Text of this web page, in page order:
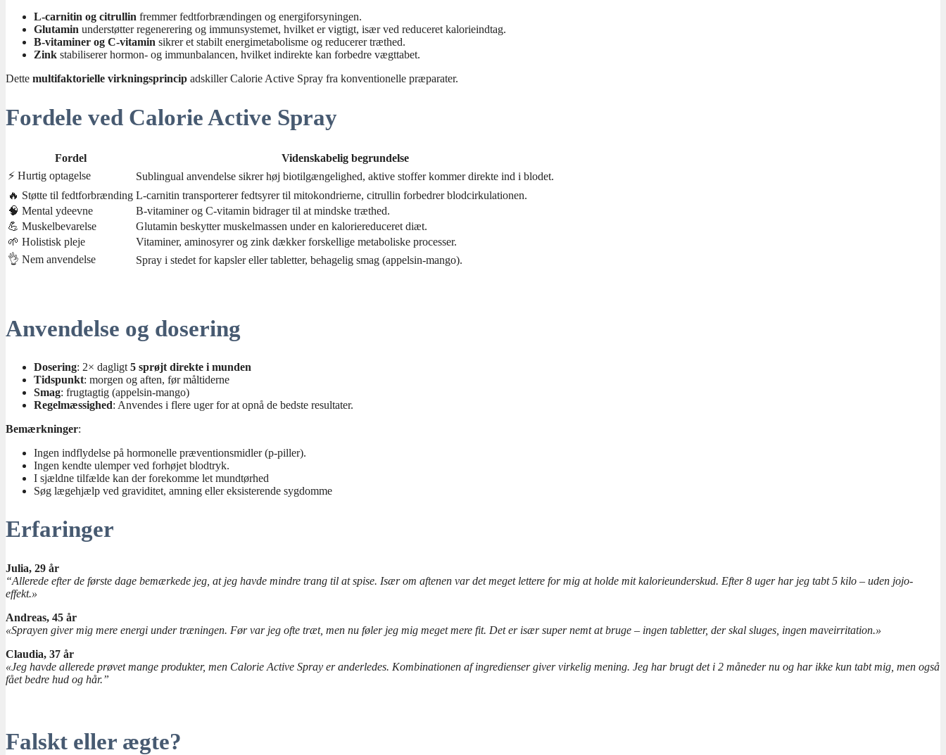
L-carnitin og citrullin fremmer fedtforbrændingen og energiforsyningen.
Glutamin understøtter regenerering og immunsystemet, hvilket er vigtigt, især ved reduceret kalorieindtag.
B-vitaminer og C-vitamin sikrer et stabilt energimetabolisme og reducerer træthed.
Zink stabiliserer hormon- og immunbalancen, hvilket indirekte kan forbedre vægttabet.
Dette multifaktorielle virkningsprincip adskiller Calorie Active Spray fra konventionelle præparater.
Fordele ved Calorie Active Spray
Fordel
Videnskabelig begrundelse
⚡ Hurtig optagelse
Sublingual anvendelse sikrer høj biotilgængelighed, aktive stoffer kommer direkte ind i blodet.
🔥 Støtte til fedtforbrænding L-carnitin transporterer fedtsyrer til mitokondrierne, citrullin forbedrer blodcirkulationen.
🧠 Mental ydeevne
B-vitaminer og C-vitamin bidrager til at mindske træthed.
💪 Muskelbevarelse
Glutamin beskytter muskelmassen under en kaloriereduceret diæt.
🌱 Holistisk pleje
Vitaminer, aminosyrer og zink dækker forskellige metaboliske processer.
👌 Nem anvendelse
Spray i stedet for kapsler eller tabletter, behagelig smag (appelsin-mango).
Anvendelse og dosering
Dosering: 2× dagligt 5 sprøjt direkte i munden
Tidspunkt: morgen og aften, før måltiderne
Smag: frugtagtig (appelsin-mango)
Regelmæssighed: Anvendes i flere uger for at opnå de bedste resultater.
Bemærkninger:
Ingen indflydelse på hormonelle præventionsmidler (p-piller).
Ingen kendte ulemper ved forhøjet blodtryk.
I sjældne tilfælde kan der forekomme let mundtørhed
Søg lægehjælp ved graviditet, amning eller eksisterende sygdomme
Erfaringer
Julia, 29 år
“Allerede efter de første dage bemærkede jeg, at jeg havde mindre trang til at spise. Især om aftenen var det meget lettere for mig at holde mit kalorieunderskud. Efter 8 uger har jeg tabt 5 kilo – uden jojo-
effekt.»
Andreas, 45 år
«Sprayen giver mig mere energi under træningen. Før var jeg ofte træt, men nu føler jeg mig meget mere fit. Det er især super nemt at bruge – ingen tabletter, der skal sluges, ingen maveirritation.»
Claudia, 37 år
«Jeg havde allerede prøvet mange produkter, men Calorie Active Spray er anderledes. Kombinationen af ingredienser giver virkelig mening. Jeg har brugt det i 2 måneder nu og har ikke kun tabt mig, men også
fået bedre hud og hår.”
Falskt eller ægte?